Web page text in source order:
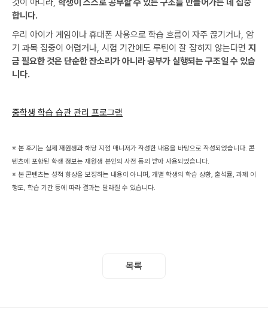
것이 아니라, 학생이 스스로 공부할 수 있는 구조를 만들어가는 데 집중
합니다.
우리 아이가 게임이나 휴대폰 사용으로 학습 흐름이 자주 끊기거나, 암
기 과목 집중이 어렵거나, 시험 기간에도 루틴이 잘 잡히지 않는다면 지
금 필요한 것은 단순한 잔소리가 아니라 공부가 실행되는 구조일 수 있습
니다.
‍중학생 학습 습관 관리 프로그램
※ 본 후기는 실제 재원생과 해당 지점 매니저가 작성한 내용을 바탕으로 작성되었습니다. 콘
텐츠에 포함된 학생 정보는 재원생 본인의 사전 동의 받아 사용되었습니다.
※ 본 콘텐츠는 성적 향상을 보장하는 내용이 아니며, 개별 학생의 학습 상황, 출석률, 과제 이
행도, 학습 기간 등에 따라 결과는 달라질 수 있습니다.
목록